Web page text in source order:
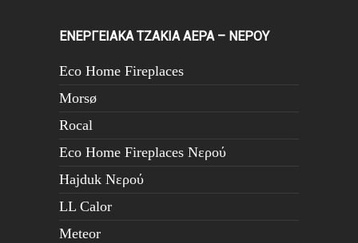
ΕΝΕΡΓΕΙΑΚΑ ΤΖΑΚΙΑ ΑΕΡΑ – ΝΕΡΟΥ
Eco Home Fireplaces
Morsø
Rocal
Eco Home Fireplaces Νερού
Hajduk Νερού
LL Calor
Meteor